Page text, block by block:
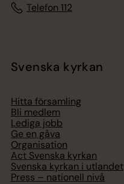
Telefon 112
Svenska kyrkan
Hitta församling
Bli medlem
Lediga jobb
Ge en gåva
Organisation
Act Svenska kyrkan
Svenska kyrkan i utlandet
Press – nationell nivå